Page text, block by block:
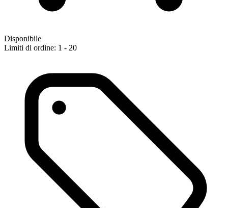
Disponibile
Limiti di ordine: 1 - 20